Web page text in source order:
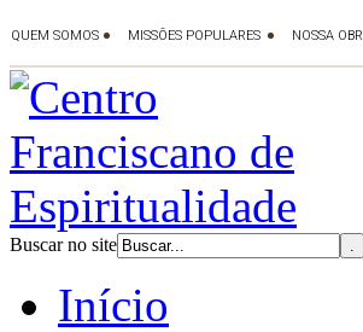
Buscar no site
Início